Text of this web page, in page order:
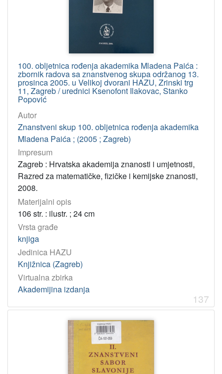
100. obljetnica rođenja akademika Mladena Paića :
zbornik radova sa znanstvenog skupa održanog 13.
prosinca 2005. u Velikoj dvorani HAZU, Zrinski trg
11, Zagreb / urednici Ksenofont Ilakovac, Stanko
Popović
Autor
Znanstveni skup 100. obljetnica rođenja akademika
Mladena Paića ; (2005 ; Zagreb)
Impresum
Zagreb : Hrvatska akademija znanosti i umjetnosti,
Razred za matematičke, fizičke i kemijske znanosti,
2008.
Materijalni opis
106 str. : ilustr. ; 24 cm
Vrsta građe
knjiga
Jedinica HAZU
Knjižnica (Zagreb)
Virtualna zbirka
Akademijina izdanja
137